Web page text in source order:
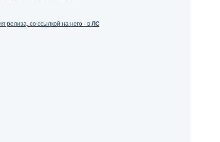
релиза, со ссылкой на него - в ЛС